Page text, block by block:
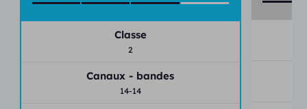
Classe
2
Canaux - bandes
14-14